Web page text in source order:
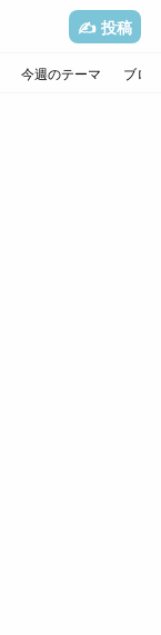
✍️ 投稿
今週のテーマ ブロ